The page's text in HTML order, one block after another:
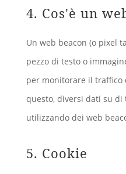
4. Cos'è un
Un web beacon (o pixel
pezzo di testo o
per monitorare il traffico
questo, diversi dati su di
utilizzando dei web
5. Cookie